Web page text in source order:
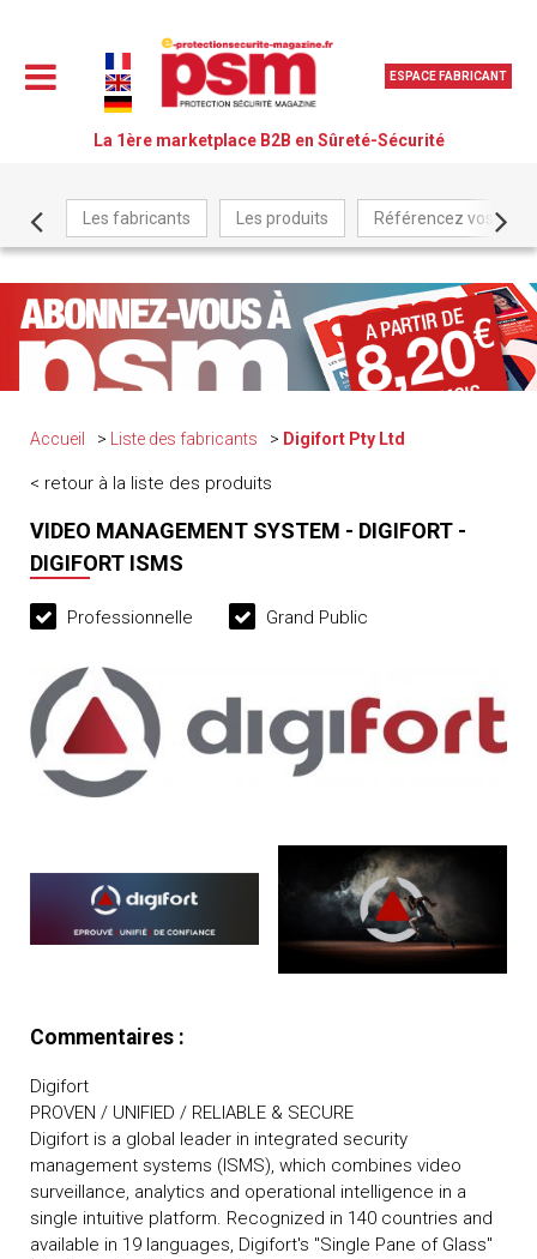
ESPACE FABRICANT
La 1ère marketplace B2B en Sûreté-Sécurité
Les fabricants Les produits Référencez vos
Accueil Liste des fabricants Digifort Pty Ltd
< retour à la liste des produits
VIDEO MANAGEMENT SYSTEM - DIGIFORT -
DIGIFORT ISMS
Professionnelle Grand Public
Commentaires :
Digifort
PROVEN / UNIFIED / RELIABLE & SECURE
Digifort is a global leader in integrated security
management systems (ISMS), which combines video
surveillance, analytics and operational intelligence in a
single intuitive platform. Recognized in 140 countries and
available in 19 languages, Digifort's "Single Pane of Glass"